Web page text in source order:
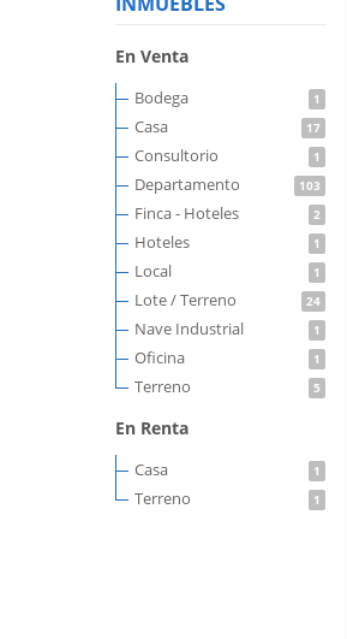
En Venta
Bodega 1
Casa 17
Consultorio 1
Departamento 103
Finca - Hoteles 2
Hoteles 1
Local 1
Lote / Terreno 24
Nave Industrial 1
Oficina 1
Terreno 5
En Renta
Casa 1
Terreno 1